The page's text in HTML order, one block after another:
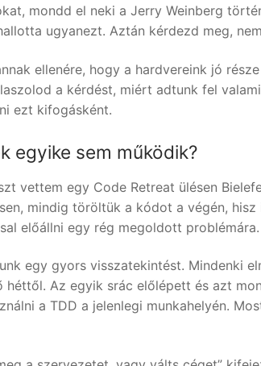
mondd el neki a Jerry Weinberg
ugyanezt. Aztán kérdezd meg,
ellenére, hogy a hardvereink jó
a kérdést, miért adtunk fel
ezt kifogásként.
egyike sem működik?
vettem egy Code Retreat ülésen
mindig töröltük a kódot a végén,
előállni egy rég megoldott problémára.
egy gyors visszatekintést. Mindenki
héttől. Az egyik srác előlépett és azt
a TDD a jelenlegi munkahelyén.